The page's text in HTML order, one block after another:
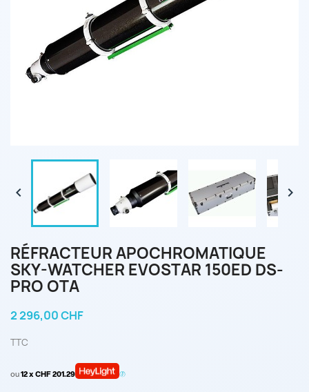
 
RÉFRACTEUR APOCHROMATIQUE
SKY-WATCHER EVOSTAR 150ED DS-
PRO OTA
2 296,00 CHF
TTC
ou12 x CHF 201.29